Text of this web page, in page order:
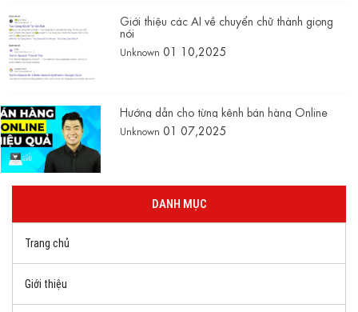
Giới thiệu các AI về chuyển chữ thành giọng
nói
Unknown 01 10,2025
Hướng dẫn cho từng kênh bán hàng Online
Unknown 01 07,2025
DANH MỤC
Trang chủ
Giới thiệu